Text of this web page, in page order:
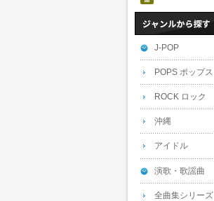
J-POP
POPS ポップス
ROCK ロック
沖縄
アイドル
演歌・歌謡曲
全曲集シリーズ